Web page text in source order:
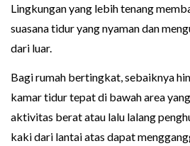
Lingkungan yang lebih tenang
suasana tidur yang nyaman dan
dari luar.
Bagi rumah bertingkat, sebaiknya
kamar tidur tepat di bawah area
aktivitas berat atau lalu lalang
kaki dari lantai atas dapat